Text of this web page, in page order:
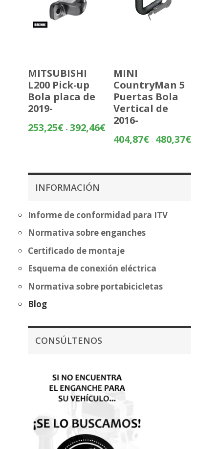
MITSUBISHI
L200 Pick-up
Bola placa de
2019-
253,25€ - 392,46€Rango
MINI
CountryMan 5
Puertas Bola
Vertical de
2016-
404,87€ - 480,37€Rango
INFORMACIÓN
Informe de conformidad para ITV
Normativa sobre enganches
Certificado de montaje
Esquema de conexión eléctrica
Normativa sobre portabicicletas
Blog
CONSÚLTENOS